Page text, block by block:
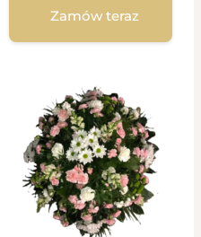
Zamów teraz